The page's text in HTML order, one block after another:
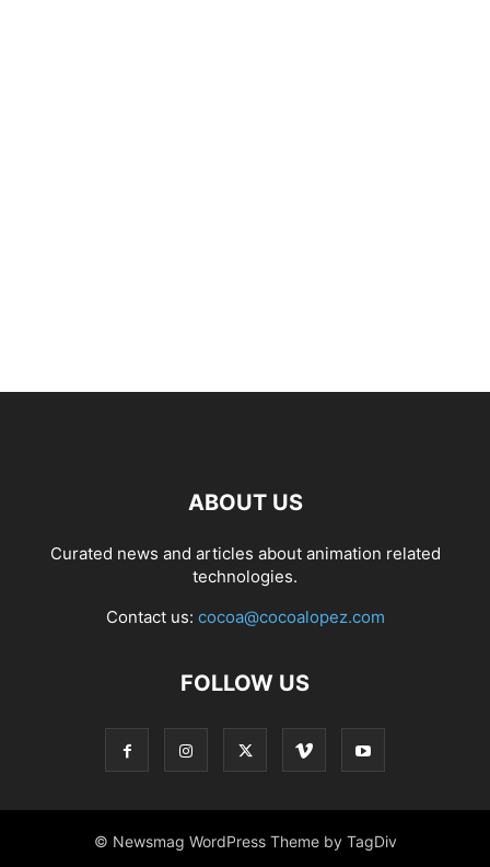
ABOUT US
Curated news and articles about animation related
technologies.
Contact us: cocoa@cocoalopez.com
FOLLOW US
© Newsmag WordPress Theme by TagDiv